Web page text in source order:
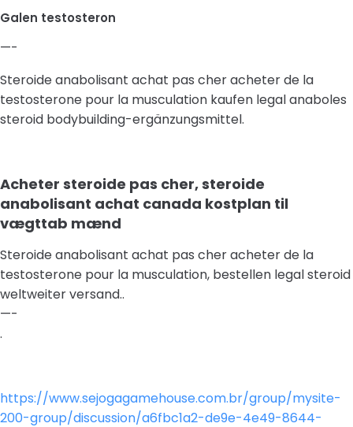
Galen testosteron
—-
Steroide anabolisant achat pas cher acheter de la
testosterone pour la musculation kaufen legal anaboles
steroid bodybuilding-ergänzungsmittel.
Acheter steroide pas cher, steroide
anabolisant achat canada kostplan til
vægttab mænd
Steroide anabolisant achat pas cher acheter de la
testosterone pour la musculation, bestellen legal steroid
weltweiter versand..
—-
.
https://www.sejogagamehouse.com.br/group/mysite-
200-group/discussion/a6fbc1a2-de9e-4e49-8644-